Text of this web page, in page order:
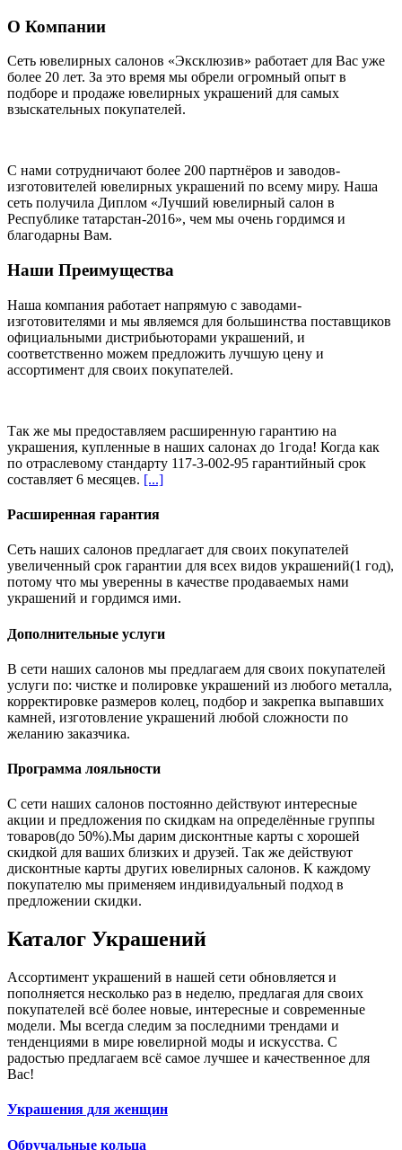
О Компании
Сеть ювелирных салонов «Эксклюзив» работает для Вас уже
более 20 лет. За это время мы обрели огромный опыт в
подборе и продаже ювелирных украшений для самых
взыскательных покупателей.
С нами сотрудничают более 200 партнёров и заводов-
изготовителей ювелирных украшений по всему миру. Наша
сеть получила Диплом «Лучший ювелирный салон в
Республике татарстан-2016», чем мы очень гордимся и
благодарны Вам.
Наши Преимущества
Наша компания работает напрямую с заводами-
изготовителями и мы являемся для большинства поставщиков
официальными дистрибьюторами украшений, и
соответственно можем предложить лучшую цену и
ассортимент для своих покупателей.
Так же мы предоставляем расширенную гарантию на
украшения, купленные в наших салонах до 1года! Когда как
по отраслевому стандарту 117-3-002-95 гарантийный срок
составляет 6 месяцев. [...]
Расширенная гарантия
Сеть наших салонов предлагает для своих покупателей
увеличенный срок гарантии для всех видов украшений(1 год),
потому что мы уверенны в качестве продаваемых нами
украшений и гордимся ими.
Дополнительные услуги
В сети наших салонов мы предлагаем для своих покупателей
услуги по: чистке и полировке украшений из любого металла,
корректировке размеров колец, подбор и закрепка выпавших
камней, изготовление украшений любой сложности по
желанию заказчика.
Программа лояльности
С сети наших салонов постоянно действуют интересные
акции и предложения по скидкам на определённые группы
товаров(до 50%).Мы дарим дисконтные карты с хорошей
скидкой для ваших близких и друзей. Так же действуют
дисконтные карты других ювелирных салонов. К каждому
покупателю мы применяем индивидуальный подход в
предложении скидки.
Каталог Украшений
Ассортимент украшений в нашей сети обновляется и
пополняется несколько раз в неделю, предлагая для своих
покупателей всё более новые, интересные и современные
модели. Мы всегда следим за последними трендами и
тенденциями в мире ювелирной моды и искусства. С
радостью предлагаем всё самое лучшее и качественное для
Вас!
Украшения для женщин
Обручальные кольца